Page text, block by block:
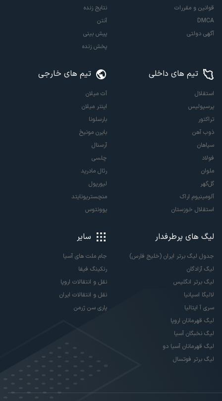
قوانین و مقررات
DMCA
آگهی دولتی
نتایج زنده
آنتن
پیش بینی
پخش زنده
تیم های داخلی
استقلال
پرسپولیس
تراکتور
ذوب آهن
سپاهان
فولاد
ملوان
گل‌گهر
آلومینیوم اراک
استقلال خوزستان
تیم های خارجی
آث میلان
اینتر میلان
بارسلونا
بایرن مونیخ
آرسنال
چلسی
رئال مادرید
لیورپول
منچستریونایتد
یوونتوس
لیگ های پرطرفدار
جدول لیگ برتر ایران (خلیج فارس)
لیگ آزادگان
لیگ برتر انگلیس
لالیگا اسپانیا
سری آ ایتالیا
لیگ قهرمانان اروپا
لیگ نخبگان آسیا
لیگ قهرمانان آسیا دو
لیگ برتر فوتسال
سایر
جام ملت های آسیا
رنکینگ فیفا
نقل و انتقالات اروپا
نقل و انتقالات ایران
پاری سن ژرمن